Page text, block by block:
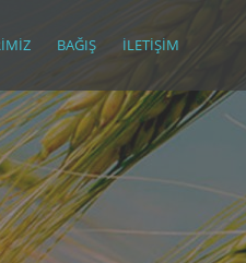
BAĞIŞ İLETIŞIM